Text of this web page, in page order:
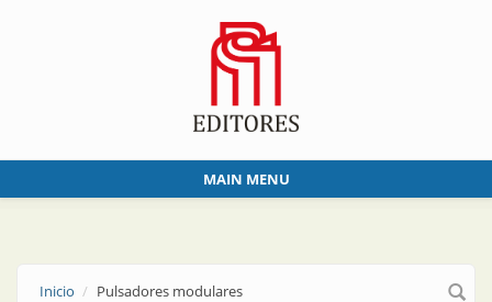
MAIN MENU
Inicio Pulsadores modulares